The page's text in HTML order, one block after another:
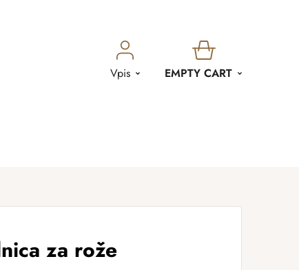
Vpis
SHOPPING
EMPTY CART
za rože